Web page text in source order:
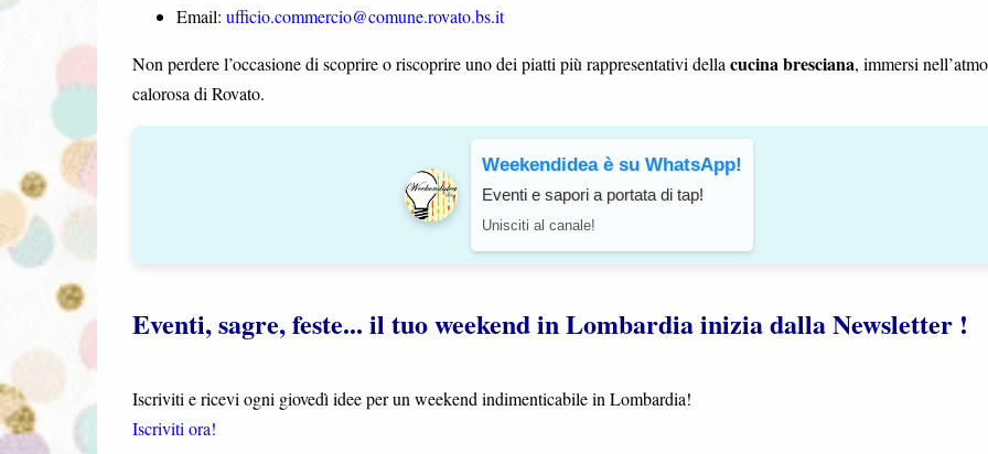
Email: ufficio.commercio@comune.rovato.bs.it
Non perdere l’occasione di scoprire o riscoprire uno dei piatti più rappresentativi dellacucina bresciana, immersi
calorosa di Rovato.
Weekendidea è su WhatsApp!
Eventi e sapori a portata di tap!
Unisciti al canale!
Eventi, sagre, feste... il tuo weekend in Lombardia inizia dalla Newsletter !
Iscriviti e ricevi ogni giovedì idee per un weekend indimenticabile in Lombardia!
Iscriviti ora!